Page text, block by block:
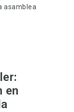
asamblea
en